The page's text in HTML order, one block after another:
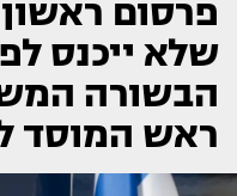
פרסום
שלא ייכנס
הבשורה
ראש המוסד